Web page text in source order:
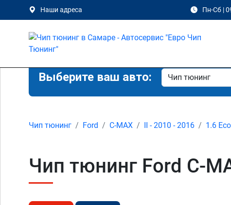
Наши адреса Пн-Сб |
Выберите ваш авто:
Чип тюнинг Ford C-MAX II - 2010 - 2016 1.6
Чип тюнинг Ford C-